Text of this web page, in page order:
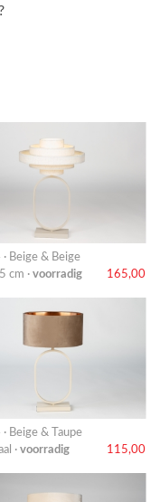
Beige & Beige
cm · voorradig 165,00
Beige & Taupe
· voorradig 115,00